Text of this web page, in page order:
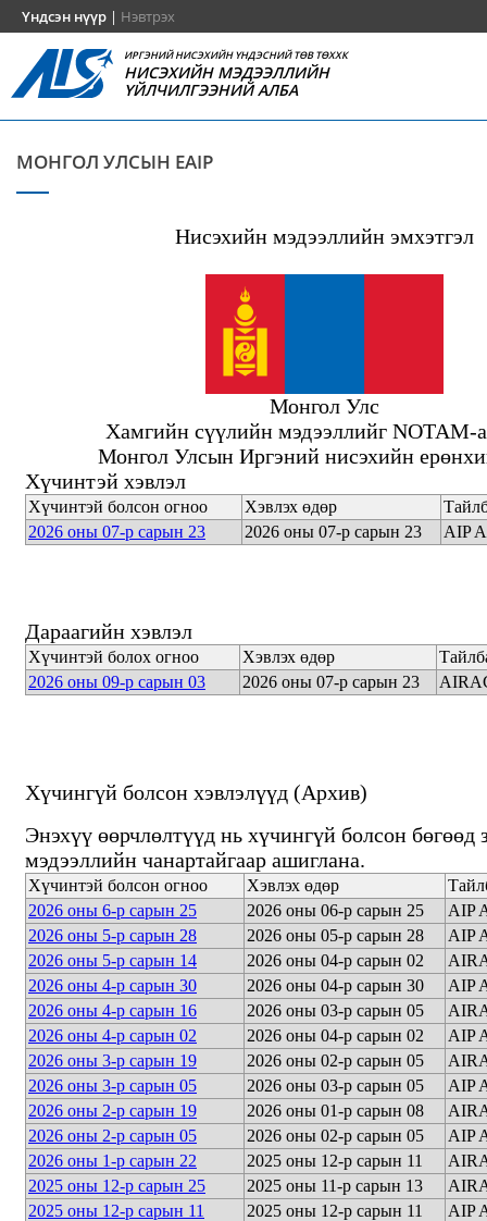
Үндсэн нүүр | Нэвтрэх
ИРГЭНИЙ НИСЭХИЙН ҮНДЭСНИЙ ТӨВ ТӨХХК
НИСЭХИЙН МЭДЭЭЛЛИЙН
ҮЙЛЧИЛГЭЭНИЙ АЛБА
МОНГОЛ УЛСЫН EAIP